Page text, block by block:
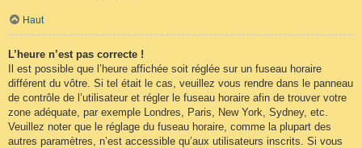
Haut
L’heure n’est pas correcte !
Il est possible que l’heure affichée soit réglée sur un fuseau horaire
différent du vôtre. Si tel était le cas, veuillez vous rendre dans le panneau
de contrôle de l’utilisateur et régler le fuseau horaire afin de trouver votre
zone adéquate, par exemple Londres, Paris, New York, Sydney, etc.
Veuillez noter que le réglage du fuseau horaire, comme la plupart des
autres paramètres, n’est accessible qu’aux utilisateurs inscrits. Si vous